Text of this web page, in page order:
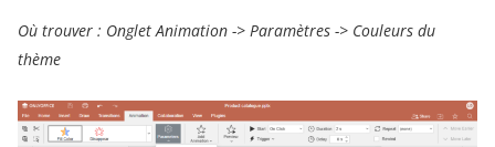
Où trouver : Onglet Animation -> Paramètres -> Couleurs du
thème